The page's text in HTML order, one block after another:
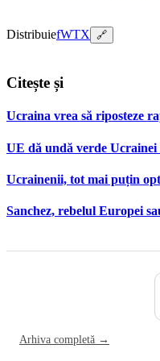
DistribuiefWTX 🔗
Citește și
Ucraina vrea să riposteze
UE dă undă verde
Ucrainenii, tot mai puțin
Sanchez, rebelul Europei
Arhiva completă →